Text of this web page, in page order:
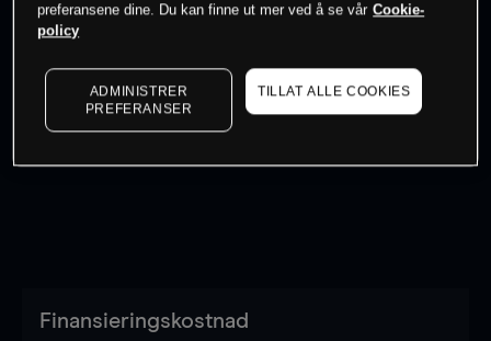
Log in
Finansieringskostnad
preferansene dine. Du kan finne ut mer ved å se vår Cookie-
policy
ADMINISTRER
PREFERANSER
TILLAT ALLE COOKIES